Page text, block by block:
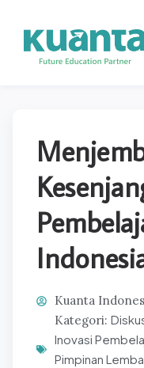
Kuanta
Kategori:
Inovasi
Pimpinan